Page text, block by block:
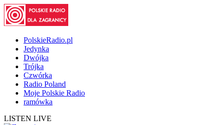
PolskieRadio.pl
Jedynka
Dwójka
Trójka
Czwórka
Radio Poland
Moje Polskie Radio
ramówka
LISTEN LIVE